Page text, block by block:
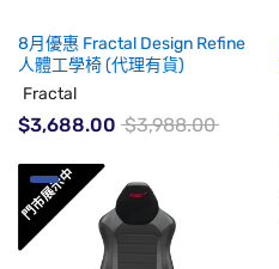
8月優惠 Fractal Design Refine
人體工學椅 (代理有貨)
Fractal
$3,688.00 $3,988.00